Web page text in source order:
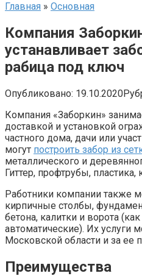
Главная » Основная
Компания
устанавливает
рабица под ключ
Опубликовано: 19.10.2020
Компания «Заборкин»
доставкой и установкой
частного дома, дачи или
могут построить забор из
металлического и
Гиттер, профтрубы, пластика,
Работники компании также
кирпичные столбы,
бетона, калитки и ворота
автоматические). Их услуги
Московской области и за ее
Преимущества